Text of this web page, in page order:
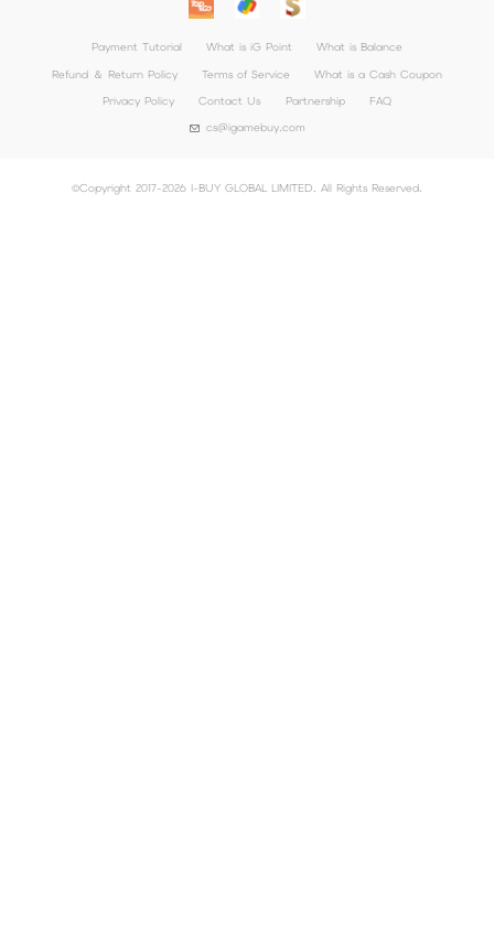
Payment Tutorial What is iG Point
What is Balance
Refund ＆ Return Policy
Terms of Service
What is a Cash Coupon
Privacy Policy
Contact Us Partnership
FAQ
cs@igamebuy.com
©Copyright 2017-2026 I-BUY GLOBAL LIMITED. All Rights Reserved.